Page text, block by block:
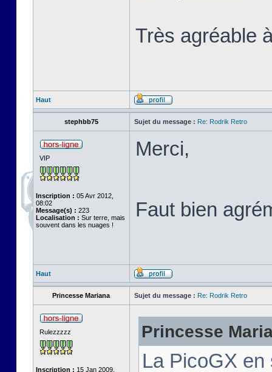
Très agréable
Haut
stephbb75 Sujet du message : Re: Rodrik Retro
VIP
Inscription : 05 Avr 2012,
08:02
Message(s) : 223
Localisation : Sur terre, mais
souvent dans les nuages !
Merci,
Faut bien
Haut
Princesse Mariana Sujet du message : Re: Rodrik Retro
Rulezzzzz
Inscription : 15 Jan 2009,
Princesse
La PicoGX